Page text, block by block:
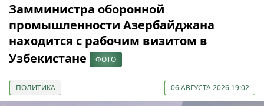
Замминистра оборонной
промышленности Азербайджана
находится с рабочим визитом в
Узбекистане
ФОТО
ПОЛИТИКА 06 АВГУСТА 2026 19:02